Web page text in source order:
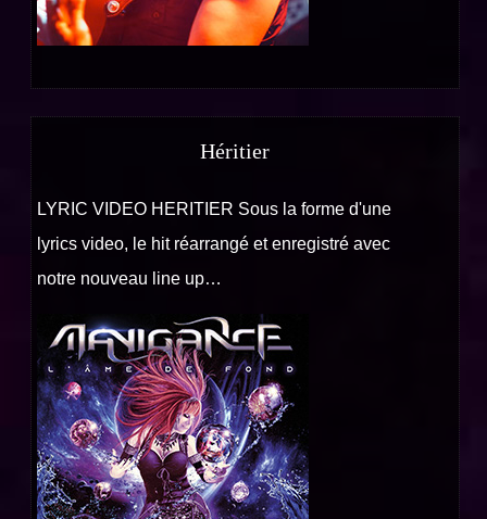
Héritier
LYRIC VIDEO HERITIER Sous la forme d'une
lyrics video, le hit réarrangé et enregistré avec
notre nouveau line up…